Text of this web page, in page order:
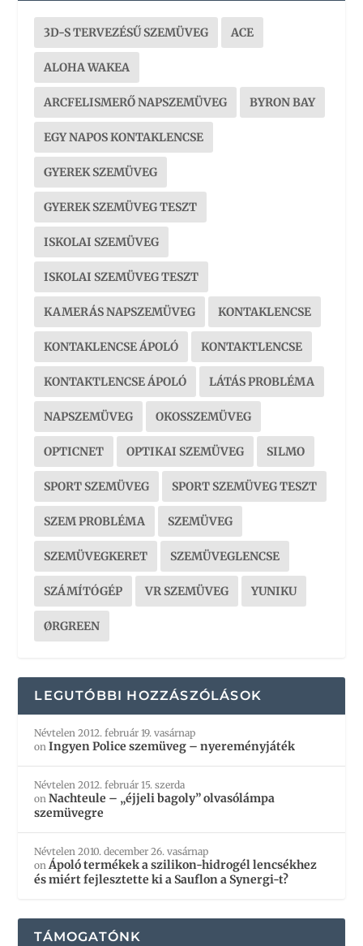
3D-S TERVEZÉSŰ SZEMÜVEG ACE
ALOHA WAKEA
ARCFELISMERŐ NAPSZEMÜVEG BYRON BAY
EGY NAPOS KONTAKLENCSE
GYEREK SZEMÜVEG
GYEREK SZEMÜVEG TESZT
ISKOLAI SZEMÜVEG
ISKOLAI SZEMÜVEG TESZT
KAMERÁS NAPSZEMÜVEG KONTAKLENCSE
KONTAKLENCSE ÁPOLÓ KONTAKTLENCSE
KONTAKTLENCSE ÁPOLÓ LÁTÁS PROBLÉMA
NAPSZEMÜVEG OKOSSZEMÜVEG
OPTICNET OPTIKAI SZEMÜVEG SILMO
SPORT SZEMÜVEG SPORT SZEMÜVEG TESZT
SZEM PROBLÉMA SZEMÜVEG
SZEMÜVEGKERET SZEMÜVEGLENCSE
SZÁMÍTÓGÉP VR SZEMÜVEG YUNIKU
ØRGREEN
LEGUTÓBBI HOZZÁSZÓLÁSOK
Névtelen 2012. február 19. vasárnap
onIngyen Police szemüveg – nyereményjáték
Névtelen 2012. február 15. szerda
onNachteule – „éjjeli bagoly” olvasólámpa
szemüvegre
Névtelen 2010. december 26. vasárnap
onÁpoló termékek a szilikon-hidrogél lencsékhez
és miért fejlesztette ki a Sauflon a Synergi-t?
TÁMOGATÓNK